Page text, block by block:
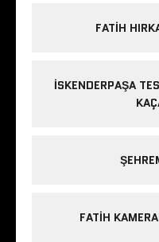
FATIH
İSKENDERPAŞA
FATIH